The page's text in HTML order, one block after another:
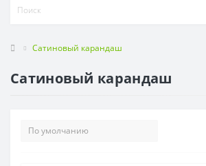
Сатиновый карандаш
Сатиновый карандаш